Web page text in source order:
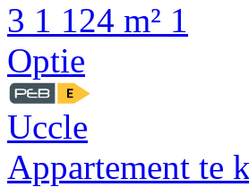
3 1 124 m² 1
Optie
Uccle
Appartement te